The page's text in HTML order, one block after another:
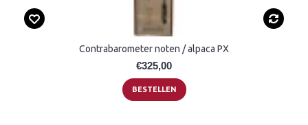
Contrabarometer noten / alpaca PX
€325,00
BESTELLEN